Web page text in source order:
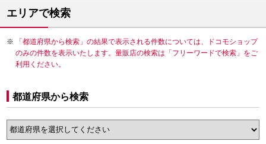
エリアで検索
「都道府県から検索」の結果で表示される件数については、ドコモショップ
のみの件数を表示いたします。量販店の検索は「フリーワードで検索」をご
利用ください。
都道府県から検索